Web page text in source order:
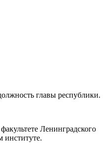
главы республики.
Ленинградского
институте.